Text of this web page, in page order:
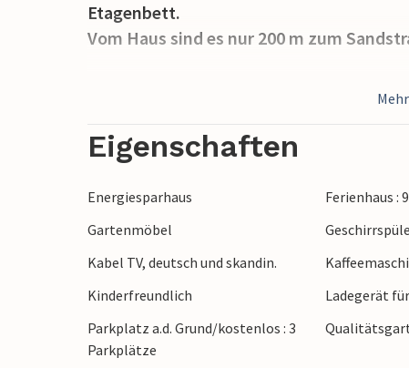
Etagenbett.
Vom Haus sind es nur 200 m zum
Die Natur um das Haus ist von Wald und
In der Gegend liegen viele Hofläden, wo
können. Es gibt auch eine große n an
Kilometern, z. B. in Norsminde. Mit der
Museumsbesuch in ARoS oder
Eigenschaften
Energiesparhaus Ferienhaus :
Gartenmöbel
Kabel TV, deutsch und skandin.
Kinderfreundlich
Ladegerät
Parkplatz a.d. Grund/kostenlos : 3
Parkplätze